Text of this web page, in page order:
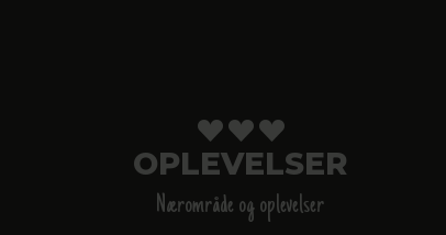
OPLEVELSER
Nærområde og oplevelser